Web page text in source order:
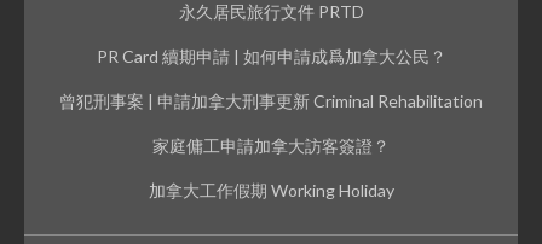
永久居民旅行文件 PRTD
PR Card 續期申請 | 如何申請成爲加拿大公民？
曾犯刑事案 | 申請加拿大刑事更新 Criminal Rehabilitation
家庭傭工申請加拿大訪客簽證？
加拿大工作假期 Working Holiday